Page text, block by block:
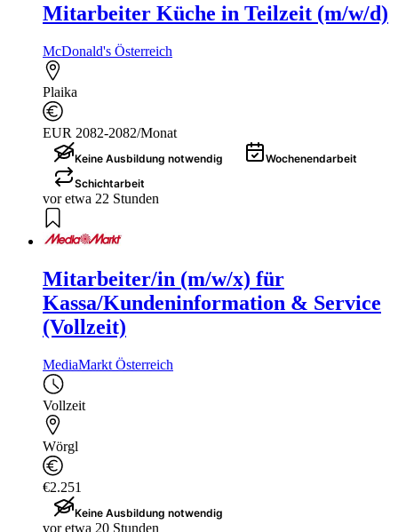
Mitarbeiter Küche in Teilzeit (m/w/d)
McDonald's Österreich
Plaika
EUR 2082-2082/Monat
Keine Ausbildung notwendig
Wochenendarbeit
Schichtarbeit
vor etwa 22 Stunden
Mitarbeiter/in (m/w/x) für
Kassa/Kundeninformation & Service
(Vollzeit)
MediaMarkt Österreich
Vollzeit
Wörgl
€2.251
Keine Ausbildung notwendig
vor etwa 20 Stunden